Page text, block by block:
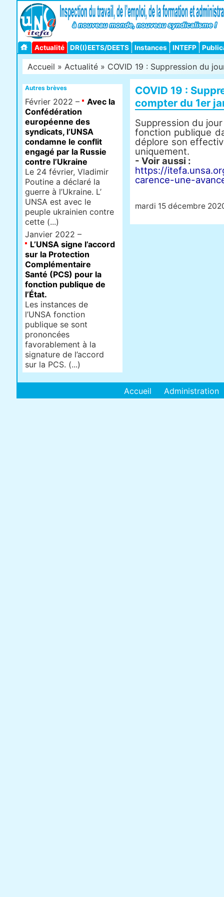
Actualité DR(I)EETS/DEETS Instances INTEFP
Accueil » Actualité » COVID 19 : Suppression du
COVID 19 :
compter du 1er
Suppression du
fonction publique
déplore son
uniquement.
- Voir aussi :
https://
carence-une-
mardi 15 décembre
Autres brèves
Février 2022 –
Avec la
Confédération
européenne des
syndicats, l’UNSA
condamne le conflit
engagé par la Russie
contre l’Ukraine
Le 24 février, Vladimir
Poutine a déclaré la
guerre à l’Ukraine. L’
UNSA est avec le
peuple ukrainien contre
cette (...)
Janvier 2022 –
L’UNSA signe l’accord
sur la Protection
Complémentaire
Santé (PCS) pour la
fonction publique de
l’État.
Les instances de
l’UNSA fonction
publique se sont
prononcées
favorablement à la
signature de l’accord
sur la PCS. (...)
Accueil Administration